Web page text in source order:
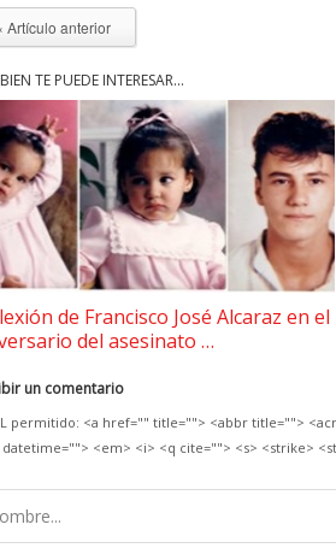
Artículo anterior
TE PUEDE INTERESAR...
de Francisco José Alcaraz en el
del asesinato …
un comentario
permitido: <a href="" title=""> <abbr title="">
datetime=""> <em> <i> <q cite=""> <s> <strike>